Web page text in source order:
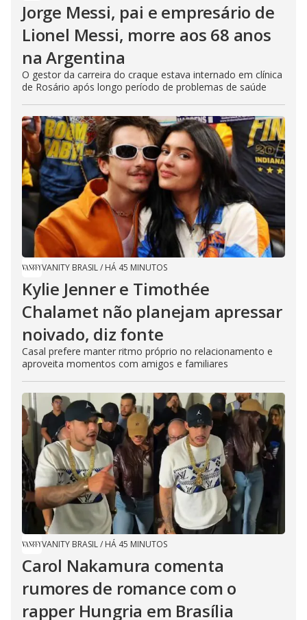
Jorge Messi, pai e empresário de
Lionel Messi, morre aos 68 anos
na Argentina
O gestor da carreira do craque estava internado em clínica
de Rosário após longo período de problemas de saúde
VANITY BRASIL/ HÁ 45 MINUTOS
Kylie Jenner e Timothée
Chalamet não planejam apressar
noivado, diz fonte
Casal prefere manter ritmo próprio no relacionamento e
aproveita momentos com amigos e familiares
VANITY BRASIL/ HÁ 45 MINUTOS
Carol Nakamura comenta
rumores de romance com o
rapper Hungria em Brasília